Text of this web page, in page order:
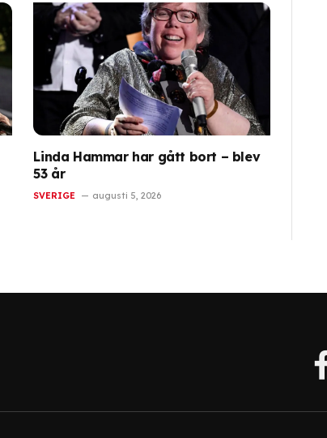
Linda Hammar har gått bort – blev
53 år
SVERIGE augusti 5, 2026